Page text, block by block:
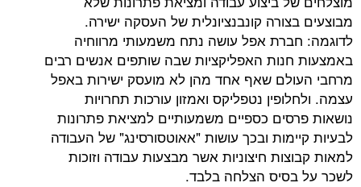
מבוצעים בצורה קונבנציונלית של העסקה ישירה.
לדוגמה: חברת אפל עושה נתח משמעותי מרווחיה
באמצעות חנות האפליקציות שבה שותפים אנשים רבים
מרחבי העולם שאף אחד מהן לא מועסק ישירות באפל
עצמה. ולחלופין נטפליקס ואמזון עורכות תחרויות
נושאות פרסים כספיים משמעותיים למציאת פתרונות
לבעיות קיימות ובכך עושות "אאוטסורסינג" של העבודה
למאות קבוצות חיצוניות אשר מבצעות עבודה וזוכות
לשכר על בסיס הצלחה בלבד.